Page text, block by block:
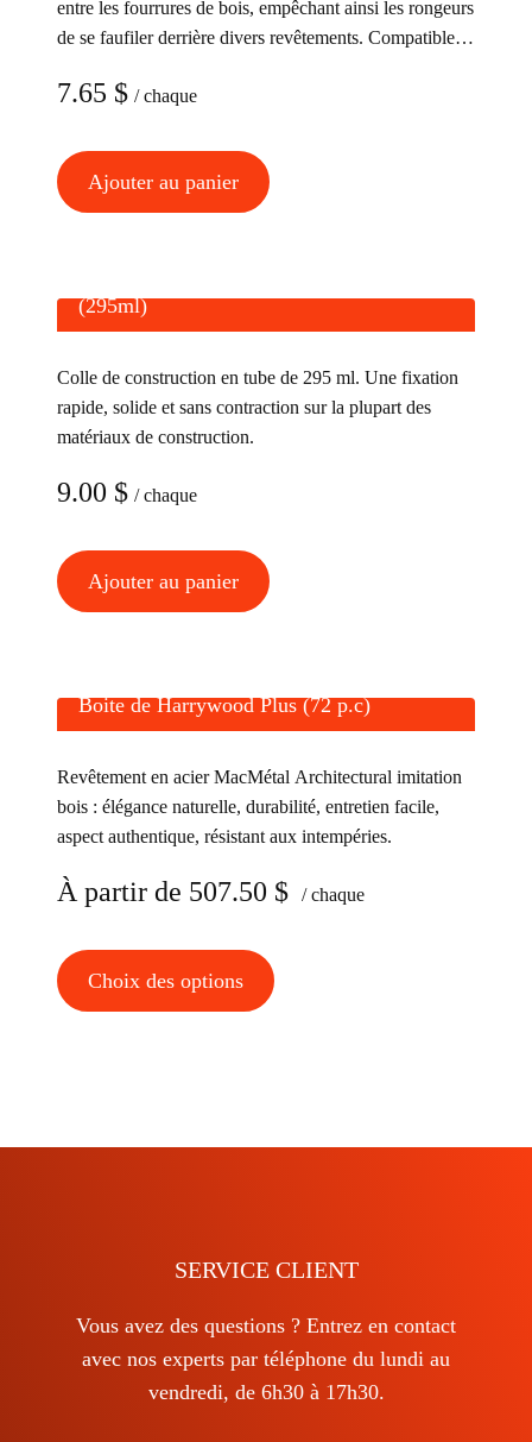
choisies
entre les fourrures de bois, empêchant ainsi les rongeurs
de se faufiler derrière divers revêtements. Compatible
de bois et le fibrociment.
7.65 $ / chaque
Ajouter au panier
(295ml)
Colle de construction en tube de 295 ml. Une fixation
rapide, solide et sans contraction sur la plupart des
matériaux de construction.
9.00 $ / chaque
Ajouter au panier
Boite de Harrywood Plus (72 p.c)
Revêtement en acier MacMétal Architectural imitation
bois : élégance naturelle, durabilité, entretien facile,
aspect authentique, résistant aux intempéries.
À partir de 507.50 $ / chaque
Choix des options
choisies
la
page
du
SERVICE CLIENT
Vous avez des questions ? Entrez en contact
avec nos experts par téléphone du lundi au
vendredi, de 6h30 à 17h30.